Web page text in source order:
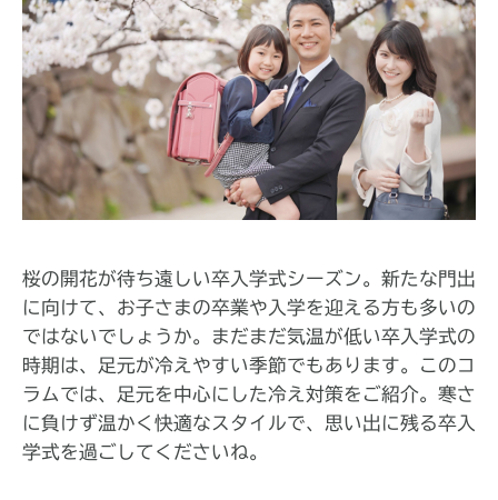
桜の開花が待ち遠しい卒入学式シーズン。新たな門出
に向けて、お子さまの卒業や入学を迎える方も多いの
ではないでしょうか。まだまだ気温が低い卒入学式の
時期は、足元が冷えやすい季節でもあります。このコ
ラムでは、足元を中心にした冷え対策をご紹介。寒さ
に負けず温かく快適なスタイルで、思い出に残る卒入
学式を過ごしてくださいね。